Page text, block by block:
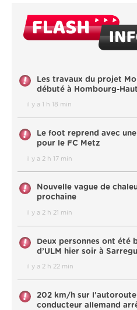
Les travaux du projet
débuté à Hombourg-Haut
il y a 1 h 18 min
Le foot reprend avec
pour le FC Metz
il y a 2 h 17 min
Nouvelle vague de
prochaine
il y a 2 h 21 min
Deux personnes ont été
d’ULM hier soir à
il y a 2 h 22 min
202 km/h sur l'autoroute
conducteur allemand